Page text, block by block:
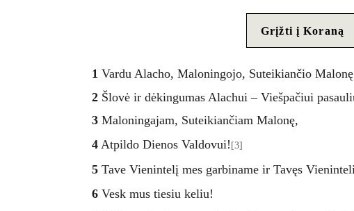
Grįžti į Koraną
1 Vardu Alacho, Maloningojo, Suteikiančio
2 Šlovė ir dėkingumas Alachui – Viešpačiui
3 Maloningajam, Suteikiančiam Malonę,
4 Atpildo Dienos Valdovui! [3]
5 Tave Vienintelį mes garbiname ir Tavęs
6 Vesk mus tiesiu keliu!